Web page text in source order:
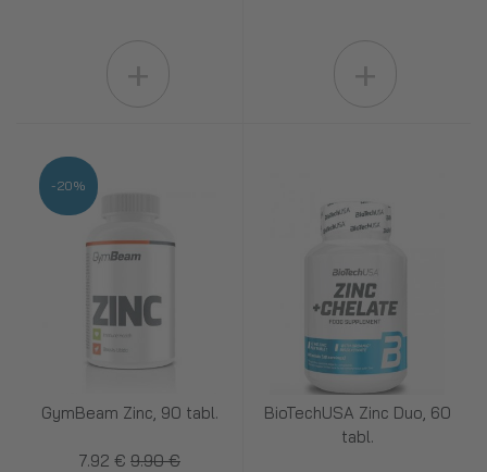
GymBeam Zinc, 90 tabl.
7.92 € 9.90 €
-20%
BioTechUSA Zinc Duo, 60
tabl.